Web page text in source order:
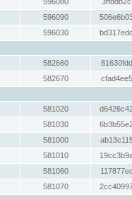
596090
596030
582660
582670
581020
581030
581000
581010
581060
581070